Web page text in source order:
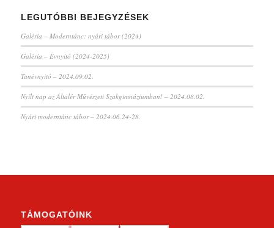
LEGUTÓBBI BEJEGYZÉSEK
Galéria – Moderntánc: nyári tábor (2024)
Galéria – Évnyitó (2024-2025)
Tanévnyitó – 2024.09.02.
Nyílt nap az Általér Művészeti Szakgimnáziumban! – 2024.08.02.
Nyári moderntánc tábor – 2024.06.24-28.
TÁMOGATÓINK